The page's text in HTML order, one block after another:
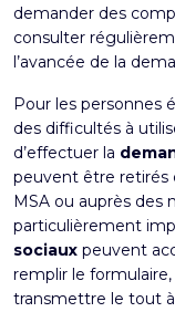
demander des
consulter
l’avancée de la
Pour les personnes
des difficultés à
d’effectuer la
peuvent être retirés
MSA ou auprès des
particulièrement
sociaux peuvent
remplir le
transmettre le tout